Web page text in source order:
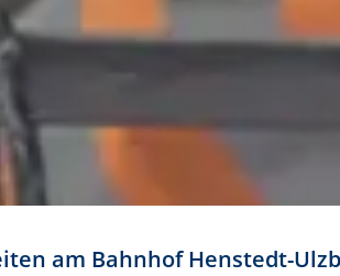
am Bahnhof Henstedt-